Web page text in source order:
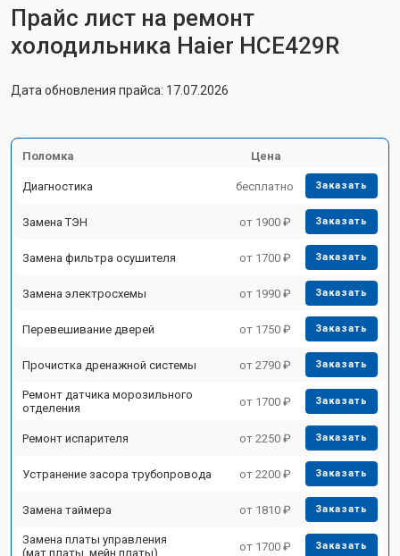
Прайс лист на ремонт
холодильника Haier HCE429R
Дата обновления прайса: 17.07.2026
Поломка Цена
Диагностика бесплатно Заказать
Замена ТЭН от 1900 ₽ Заказать
Замена фильтра осушителя от 1700 ₽ Заказать
Замена электросхемы от 1990 ₽ Заказать
Перевешивание дверей от 1750 ₽ Заказать
Прочистка дренажной системы от 2790 ₽ Заказать
Ремонт датчика морозильного
отделения
от 1700 ₽ Заказать
Ремонт испарителя от 2250 ₽ Заказать
Устранение засора трубопровода от 2200 ₽ Заказать
Замена таймера от 1810 ₽ Заказать
Замена платы управления
(мат.платы, мейн платы)
от 1700 ₽ Заказать